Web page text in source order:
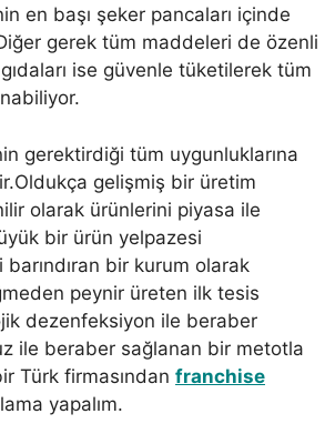
en başı şeker pancaları içinde
gerek tüm maddeleri de özenli
ise güvenle tüketilerek tüm
gerektirdiği tüm uygunluklarına
gelişmiş bir üretim
olarak ürünlerini piyasa ile
bir ürün yelpazesi
bir kurum olarak
peynir üreten ilk tesis
dezenfeksiyon ile beraber
ile beraber sağlanan bir metotla
Türk firmasından franchise
yapalım.